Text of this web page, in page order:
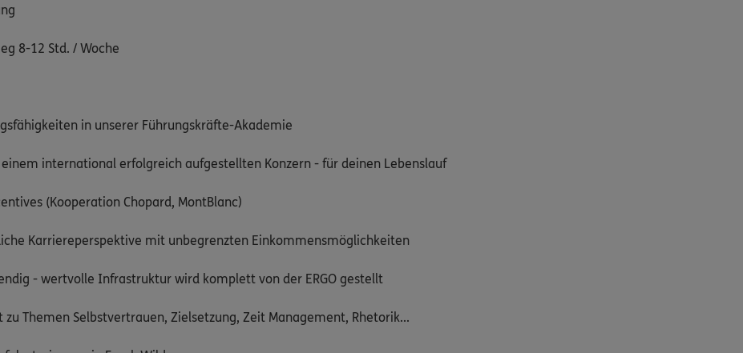
8-12 Std. / Woche
in unserer Führungskräfte-Akademie
international erfolgreich aufgestellten Konzern - für deinen Lebenslauf
(Kooperation Chopard, MontBlanc)
Karriereperspektive mit unbegrenzten Einkommensmöglichkeiten
- wertvolle Infrastruktur wird komplett von der ERGO gestellt
zu Themen Selbstvertrauen, Zielsetzung, Zeit Management, Rhetorik...